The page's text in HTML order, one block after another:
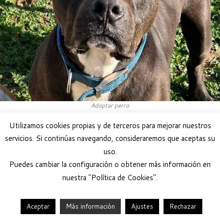
Adoptar perro
© 2026 Help Guau ·Funciona con · Diseñado con el Tema Customizr
Utilizamos cookies propias y de terceros para mejorar nuestros
servicios. Si continúas navegando, consideraremos que aceptas su
uso.
Puedes cambiar la configuración o obtener más información en
nuestra "Política de Cookies".
Aceptar Más información Ajustes Rechazar